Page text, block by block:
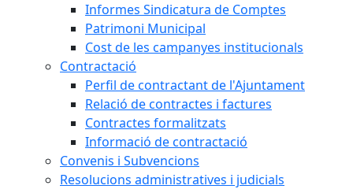
Informes Sindicatura de Comptes
Patrimoni Municipal
Cost de les campanyes institucionals
Contractació
Perfil de contractant de l'Ajuntament
Relació de contractes i factures
Contractes formalitzats
Informació de contractació
Convenis i Subvencions
Resolucions administratives i judicials